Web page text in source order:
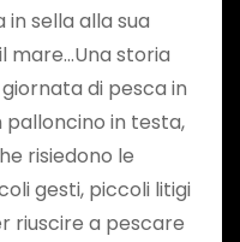
sella alla sua
mare…Una storia
di pesca in
palloncino in testa,
risiedono le
gesti, piccoli litigi
riuscire a pescare